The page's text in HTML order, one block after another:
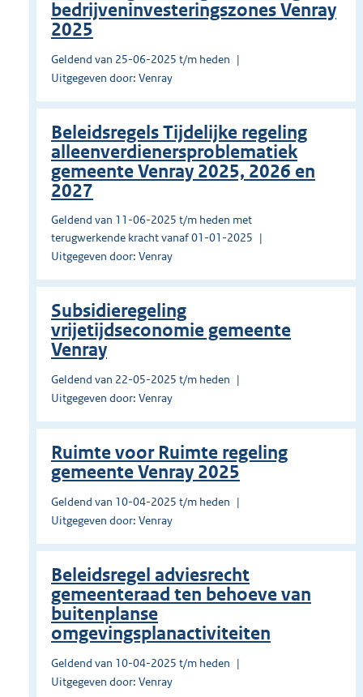
bedrijveninvesteringszones Venray
2025
Geldend van 25-06-2025 t/m heden
Uitgegeven door: Venray
Beleidsregels Tijdelijke regeling
alleenverdienersproblematiek
gemeente Venray 2025, 2026 en
2027
Geldend van 11-06-2025 t/m heden met
terugwerkende kracht vanaf 01-01-2025
Uitgegeven door: Venray
Subsidieregeling
vrijetijdseconomie gemeente
Venray
Geldend van 22-05-2025 t/m heden
Uitgegeven door: Venray
Ruimte voor Ruimte regeling
gemeente Venray 2025
Geldend van 10-04-2025 t/m heden
Uitgegeven door: Venray
Beleidsregel adviesrecht
gemeenteraad ten behoeve van
buitenplanse
omgevingsplanactiviteiten
Geldend van 10-04-2025 t/m heden
Uitgegeven door: Venray